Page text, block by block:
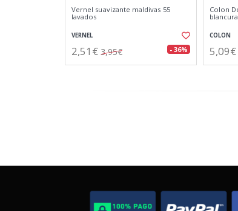
Vernel suavizante maldivas 55
lavados
VERNEL
2,51€ 3,95€ - 36%
Colon
COLON
5,09€